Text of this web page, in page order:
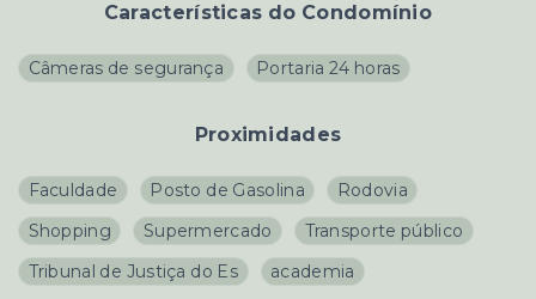
Características do Condomínio
Câmeras de segurança Portaria 24 horas
Proximidades
Faculdade Posto de Gasolina
Rodovia
Shopping
Supermercado
Transporte público
Tribunal de Justiça do Es
academia